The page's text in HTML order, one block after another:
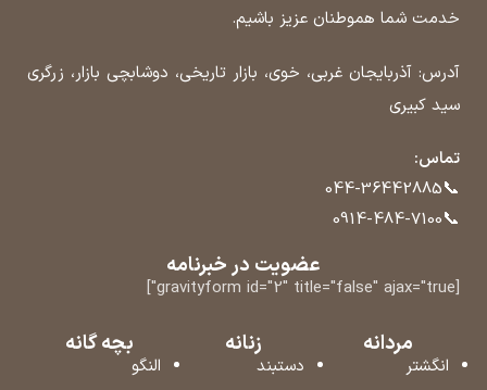
خدمت شما هموطنان عزیز باشیم.
آدرس: آذربایجان غربی، خوی، بازار تاریخی، دوشابچی بازار، زرگری
سید کبیری
تماس:
📞
044-36442885
📞
0914-484-7100
عضویت در خبرنامه
[gravityform id="2" title="false" ajax="true"]
مردانه
انگشتر
زنانه
دستبند
بچه گانه
النگو